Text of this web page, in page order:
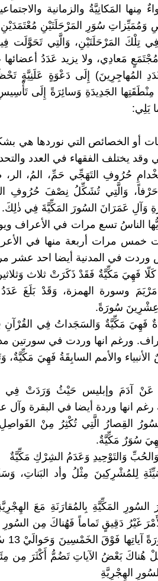
مِنها المَكانِيَّةُ والزمانية
وَمُمَيِّزاتِ سُوَرِ المَرْحَلَتَيْنِ
تِلْكَ المَرْحَلَتَيْنِ، وَالَّتِي تَحَوَّلَت
مَعادِي، ولا يزيد عَدَدُ أعضائها
المُهاجِرِينَ) إِلَى دَعْوَةٍ عَلَنِيَّةٍ
الجَدِيدَةِ وَسائِرَةً إِلَى تَأْسِيسِ
يَلِي:
أو الخصائص التي نوردها هي
وقد يختلف الفقهاء في العدد
حُرُوفِ التَهَجِّي حَمِّ، المُ،
وَالَّتِي تُشَكِّلُ نِصْفَ حُرُوفِ
وَآلِ عَمَرَانَ السُورَ المَكِّيَّةَ فِي ذٰلِكَ.
الناسُ تسع مرات في الأعراف
خمس مرات أربعة منها في
وردت في المدنية أيضا احد عشر
فَهِيَ مَكِّيَّةٌ فَقَدْ ذَكَرَتْ ثلاث
وسورة الهمزة، وَقَدْ بَلَغَ
سُورَةً.
فَهِيَ مَكِّيَّةٌ وَالسَجَداتُ فِي
ورغم انها وردت في سورتين
والأمم السابِقَةُ فَهِيَ
عَنْ آدَمَ وإبليس حَيْثُ وَرَدَتْ فِي
انها وردة أيضا في البقرة وآل
القِصارُ الَّتِي تُكْثِرُ مِنْ
فَهِيَ سُوَرٌ مَكِّيَّةٌ.
وَالتَوْحِيدِ وَعَدَمُ الشِرْكِ مَكِّيَّةٌ
لِلمُشْرِكِينَ مِثْلُ وأد البَناتِ،
المَكِّيَّةِ بِالمُقارَنَةِ مَعَ
غَيْرُ دَقِيقٍ تَماماً فَهُناكَ مِن
هُناكَ بَعْضُ الآياتِ تَضُمُّ أَكْثَرَ مِن
الهِجْرِيَّةِ